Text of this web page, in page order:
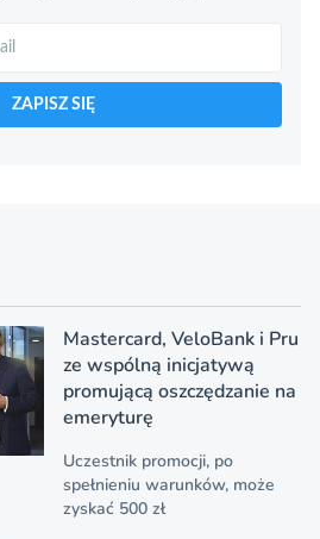
ZAPISZ SIĘ
Mastercard, VeloBank i Pru
ze wspólną inicjatywą
promującą oszczędzanie na
emeryturę
Uczestnik promocji, po
spełnieniu warunków, może
zyskać 500 zł